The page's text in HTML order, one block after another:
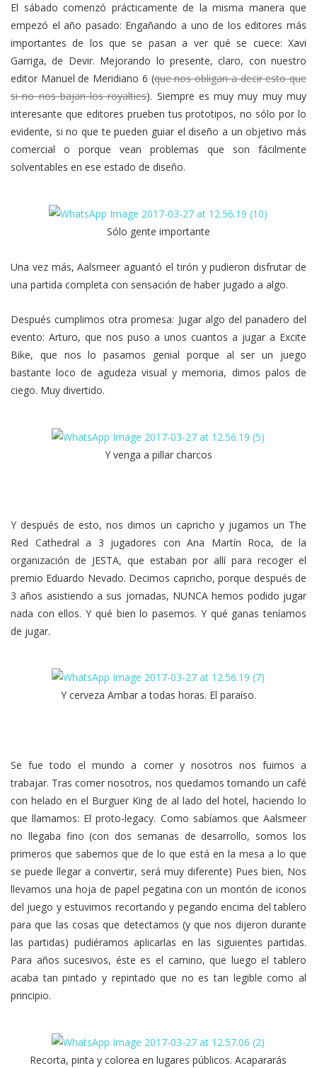
El sábado comenzó prácticamente de la misma manera que
empezó el año pasado: Engañando a uno de los editores más
importantes de los que se pasan a ver qué se cuece: Xavi
Garriga, de Devir. Mejorando lo presente, claro, con nuestro
editor Manuel de Meridiano 6 (que nos obligan a decir esto que
si no nos bajan los royalties). Siempre es muy muy muy muy
interesante que editores prueben tus prototipos, no sólo por lo
evidente, si no que te pueden guiar el diseño a un objetivo más
comercial o porque vean problemas que son fácilmente
solventables en ese estado de diseño.
Sólo gente importante
Una vez más, Aalsmeer aguantó el tirón y pudieron disfrutar de
una partida completa con sensación de haber jugado a algo.
Después cumplimos otra promesa: Jugar algo del panadero del
evento: Arturo, que nos puso a unos cuantos a jugar a Excite
Bike, que nos lo pasamos genial porque al ser un juego
bastante loco de agudeza visual y memoria, dimos palos de
ciego. Muy divertido.
Y venga a pillar charcos
Y después de esto, nos dimos un capricho y jugamos un The
Red Cathedral a 3 jugadores con Ana Martín Roca, de la
organización de JESTA, que estaban por allí para recoger el
premio Eduardo Nevado. Decimos capricho, porque después de
3 años asistiendo a sus jornadas, NUNCA hemos podido jugar
nada con ellos. Y qué bien lo pasemos. Y qué ganas teníamos
de jugar.
Y cerveza Ambar a todas horas. El paraíso.
Se fue todo el mundo a comer y nosotros nos fuimos a
trabajar. Tras comer nosotros, nos quedamos tomando un café
con helado en el Burguer King de al lado del hotel, haciendo lo
que llamamos: El proto-legacy. Como sabíamos que Aalsmeer
no llegaba fino (con dos semanas de desarrollo, somos los
primeros que sabemos que de lo que está en la mesa a lo que
se puede llegar a convertir, será muy diferente) Pues bien, Nos
llevamos una hoja de papel pegatina con un montón de iconos
del juego y estuvimos recortando y pegando encima del tablero
para que las cosas que detectamos (y que nos dijeron durante
las partidas) pudiéramos aplicarlas en las siguientes partidas.
Para años sucesivos, éste es el camino, que luego el tablero
acaba tan pintado y repintado que no es tan legible como al
principio.
Recorta, pinta y colorea en lugares públicos. Acapararás